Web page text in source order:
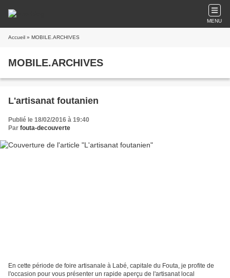
MENU
Accueil » MOBILE.ARCHIVES
MOBILE.ARCHIVES
L'artisanat foutanien
Publié le 18/02/2016 à 19:40
Par fouta-decouverte
En cette période de foire artisanale à Labé, capitale du Fouta, je profite de
l'occasion pour vous présenter un rapide aperçu de l'artisanat local